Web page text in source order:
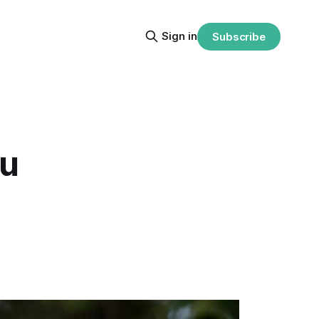
Sign in Subscribe